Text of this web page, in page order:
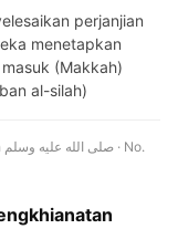
menetapkan
(Makkah)
al-silah)